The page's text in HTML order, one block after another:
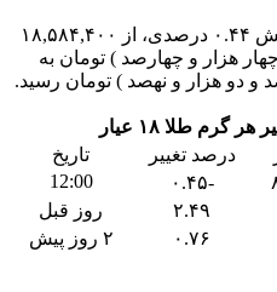
هر گرم طلا ۱۸ عیار امروز با کاهش ۰.۴۴ درصدی، از ۱۸,۵۸۴,۴۰۰
هزار و چهارصد ) تومان به
درصد تغییر
تاریخ
-۰.۴۵
12:00
۲.۴۹
روز قبل
۰.۷۶ ۲ روز پیش